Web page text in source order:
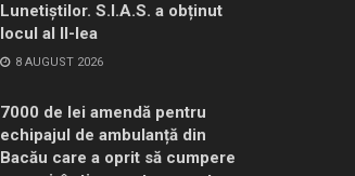
Lunetiștilor. S.I.A.S. a obținut
locul al II-lea
8 AUGUST 2026
7000 de lei amendă pentru
echipajul de ambulanță din
Bacău care a oprit să cumpere